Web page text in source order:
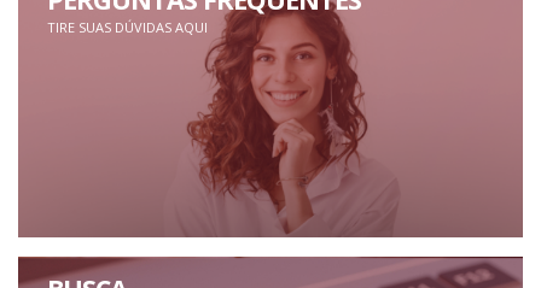
TIRE SUAS DÚVIDAS AQUI